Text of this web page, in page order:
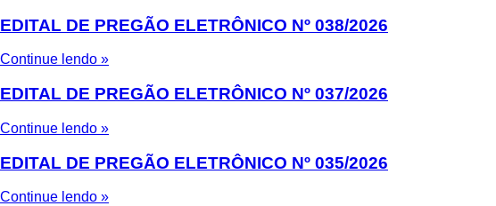
EDITAL DE PREGÃO ELETRÔNICO Nº 038/2026
Continue lendo »
EDITAL DE PREGÃO ELETRÔNICO Nº 037/2026
Continue lendo »
EDITAL DE PREGÃO ELETRÔNICO Nº 035/2026
Continue lendo »